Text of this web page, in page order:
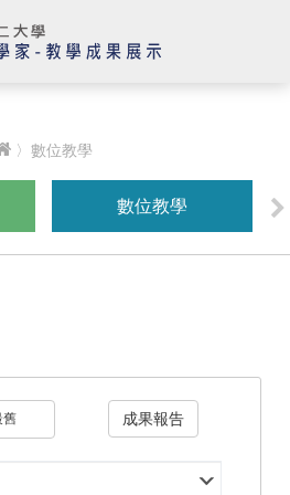
〉數位教學
數位教學
舊 成果報告